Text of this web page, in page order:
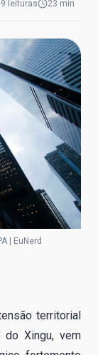
9 leituras 23 min
| EuNerd
territorial
Xingu, vem